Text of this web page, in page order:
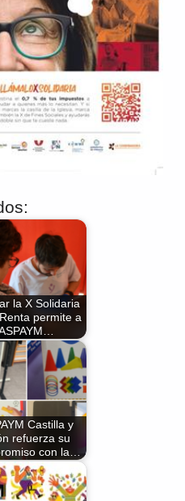
la X Solidaria
permite a
Castilla y
refuerza su
con la…